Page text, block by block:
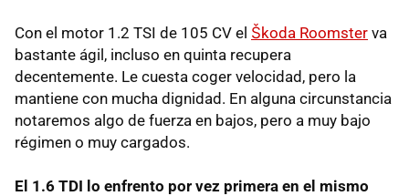
Con el motor 1.2 TSI de 105 CV el Škoda Roomster va
bastante ágil, incluso en quinta recupera
decentemente. Le cuesta coger velocidad, pero la
mantiene con mucha dignidad. En alguna circunstancia
notaremos algo de fuerza en bajos, pero a muy bajo
régimen o muy cargados.
El 1.6 TDI lo enfrento por vez primera en el mismo